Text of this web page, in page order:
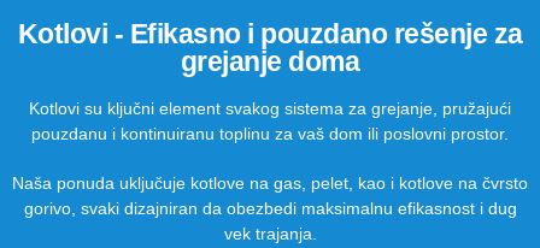
Kotlovi - Efikasno i pouzdano rešenje za
grejanje doma
Kotlovi su ključni element svakog sistema za grejanje, pružajući
pouzdanu i kontinuiranu toplinu za vaš dom ili poslovni prostor.
Naša ponuda uključuje kotlove na gas, pelet, kao i kotlove na čvrsto
gorivo, svaki dizajniran da obezbedi maksimalnu efikasnost i dug
vek trajanja.